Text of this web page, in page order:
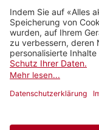
Kontakt
Impressum
Rechtliches
Netiquette